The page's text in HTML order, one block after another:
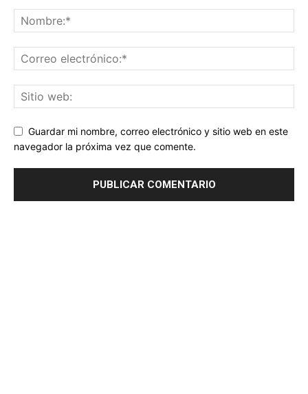
Guardar mi nombre, correo electrónico y sitio web en este
navegador la próxima vez que comente.